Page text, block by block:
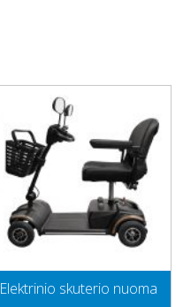
Elektrinio skuterio nuoma